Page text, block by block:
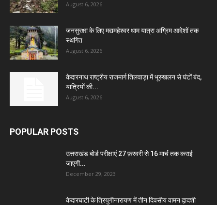
August 6, 2026
जनसुरक्षा के लिए मद्यमहेश्वर धाम यात्रा अग्रिम आदेशों तक
स्थगित
August 6, 2026
केदारनाथ राष्ट्रीय राजमार्ग तिलवाड़ा में भूस्खलन से घंटों बंद,
यात्रियों की...
August 6, 2026
POPULAR POSTS
उत्तराखंड बोर्ड परीक्षाएं 27 फ़रवरी से 16 मार्च तक कराई
जाएगी...
December 29, 2023
केदारघाटी के त्रियुगीनारायण में तीन दिवसीय वामन द्वादशी